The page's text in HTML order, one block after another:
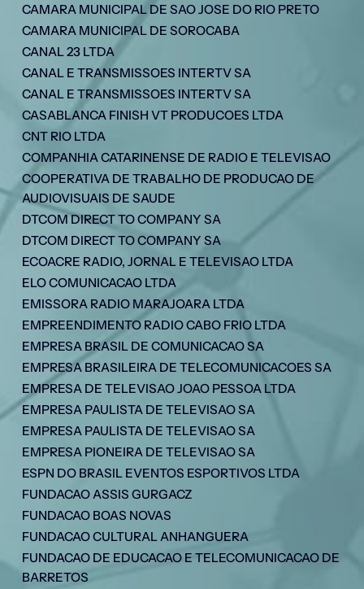
CAMARA MUNICIPAL DE SAO JOSE DO RIO PRETO
CAMARA MUNICIPAL DE SOROCABA
CANAL 23 LTDA
CANAL E TRANSMISSOES INTERTV SA
CANAL E TRANSMISSOES INTERTV SA
CASABLANCA FINISH VT PRODUCOES LTDA
CNT RIO LTDA
COMPANHIA CATARINENSE DE RADIO E TELEVISAO
COOPERATIVA DE TRABALHO DE PRODUCAO DE
AUDIOVISUAIS DE SAUDE
DTCOM DIRECT TO COMPANY SA
DTCOM DIRECT TO COMPANY SA
ECOACRE RADIO, JORNAL E TELEVISAO LTDA
ELO COMUNICACAO LTDA
EMISSORA RADIO MARAJOARA LTDA
EMPREENDIMENTO RADIO CABO FRIO LTDA
EMPRESA BRASIL DE COMUNICACAO SA
EMPRESA BRASILEIRA DE TELECOMUNICACOES SA
EMPRESA DE TELEVISAO JOAO PESSOA LTDA
EMPRESA PAULISTA DE TELEVISAO SA
EMPRESA PAULISTA DE TELEVISAO SA
EMPRESA PIONEIRA DE TELEVISAO SA
ESPN DO BRASIL EVENTOS ESPORTIVOS LTDA
FUNDACAO ASSIS GURGACZ
FUNDACAO BOAS NOVAS
FUNDACAO CULTURAL ANHANGUERA
FUNDACAO DE EDUCACAO E TELECOMUNICACAO DE
BARRETOS